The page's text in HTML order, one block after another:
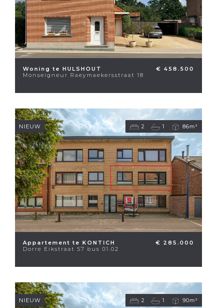
Woning te HULSHOUT
Monseigneur Raeymaekersstraat 18
€ 458.500
2 1 86m²
NIEUW
Appartement te KONTICH
Dorre Eikstraat 57 bus 01.02
€ 285.000
2 1 90m²
NIEUW